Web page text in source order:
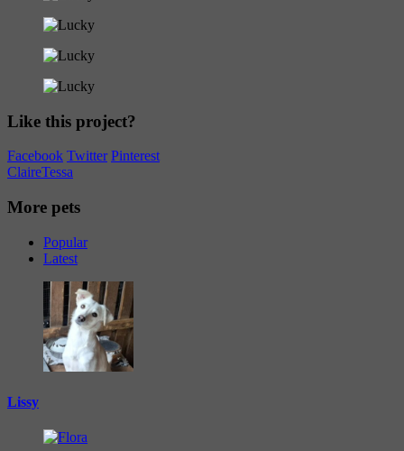
Like this project?
Facebook Twitter Pinterest
ClaireTessa
More pets
Popular
Latest
Lissy